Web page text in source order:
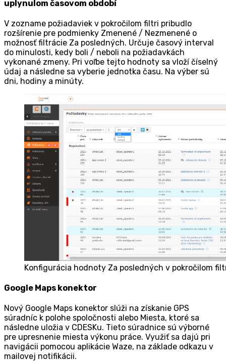
uplynulom časovom období
V zozname požiadaviek v pokročilom filtri pribudlo
rozšírenie pre podmienky Zmenené / Nezmenené o
možnosť filtrácie Za posledných. Určuje časový interval
do minulosti, kedy boli / neboli na požiadavkách
vykonané zmeny. Pri voľbe tejto hodnoty sa vloží číselný
údaj a následne sa vyberie jednotka času. Na výber sú
dni, hodiny a minúty.
Konfigurácia hodnoty Za posledných v pokročilom
Google Maps konektor
Nový Google Maps konektor slúži na získanie GPS
súradníc k polohe spoločnosti alebo Miesta, ktoré sa
následne uložia v CDESKu. Tieto súradnice sú výborné
pre upresnenie miesta výkonu práce. Využiť sa dajú pri
navigácii pomocou aplikácie Waze, na základe odkazu v
mailovej notifikácii.